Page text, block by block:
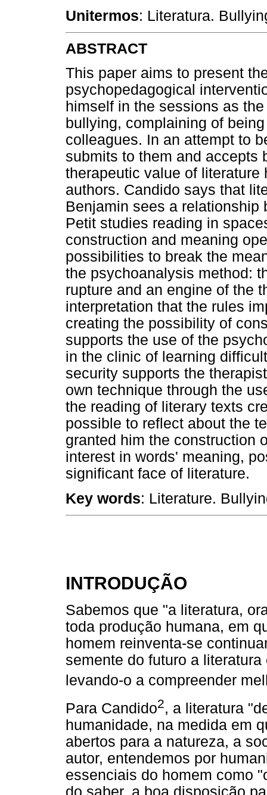
Unitermos: Literatura.
ABSTRACT
This paper aims to present
psychopedagogical
himself in the sessions as
bullying, complaining of
colleagues. In an attempt to
submits to them and accepts
therapeutic value of
authors. Candido says that
Benjamin sees a relationship
Petit studies reading in
construction and meaning
possibilities to break the
the psychoanalysis method:
rupture and an engine of the
interpretation that the rules
creating the possibility of
supports the use of the
in the clinic of learning
security supports the
own technique through the
the reading of literary texts
possible to reflect about the
granted him the construction
interest in words' meaning,
significant face of literature.
Key words: Literature.
INTRODUÇÃO
Sabemos que "a literatura,
toda produção humana, em
homem reinventa-se
semente do futuro a
levando-o a compreender
Para Candido2, a literatura
humanidade, na medida em
abertos para a natureza, a
autor, entendemos por
essenciais do homem como